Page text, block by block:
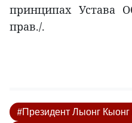
принципах Устава
прав./.
#Президент Лыонг